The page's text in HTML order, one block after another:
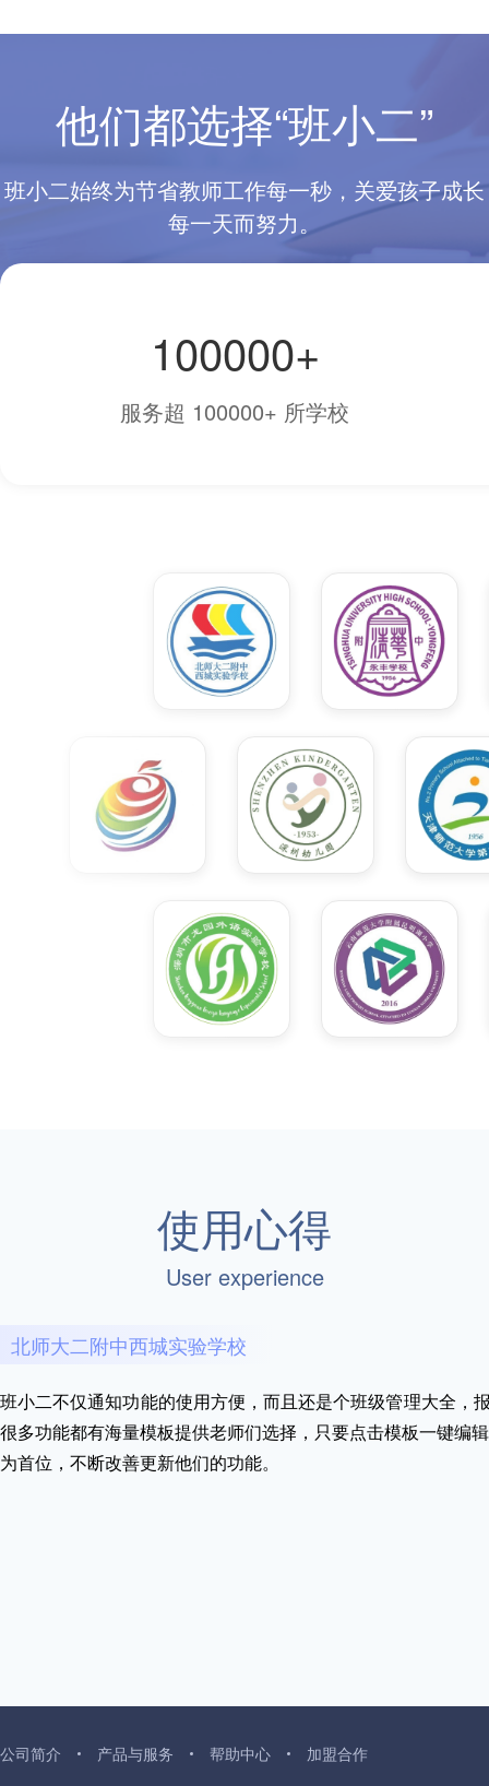
他们都选择“班小二”
班小二始终为节省教师工作每一秒，关爱孩子成长
每一天而努力。
100000+
服务超 100000+ 所学校
使用心得
User experience
北师大二附中西城实验学校
班小二不仅通知功能的使用方便，而且还是个班级管理大全，
很多功能都有海量模板提供老师们选择，只要点击模板一键编
为首位，不断改善更新他们的功能。
公司简介 产品与服务 帮助中心
加盟合作